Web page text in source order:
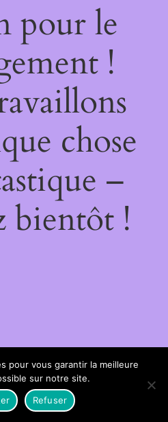
pour le
!
chose
–
bientôt !
pour vous garantir la meilleure
sur notre site.
Refuser